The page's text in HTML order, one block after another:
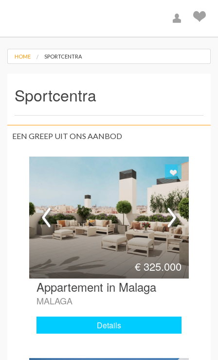
HOME SPORTCENTRA
Sportcentra
EEN GREEP UIT ONS AANBOD
€325.000
Appartement in Malaga
MALAGA
Details